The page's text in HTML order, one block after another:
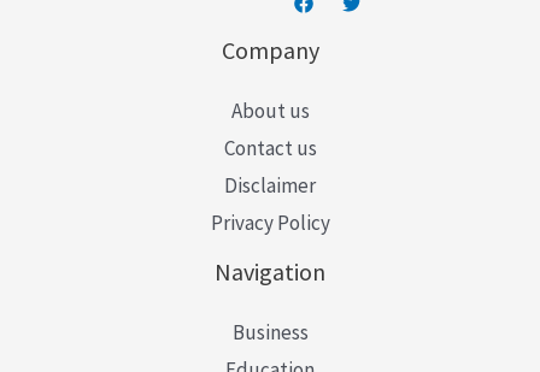
Company
About us
Contact us
Disclaimer
Privacy Policy
Navigation
Business